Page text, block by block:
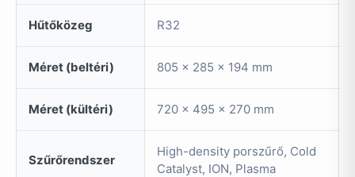
Hűtőközeg R32
Méret (beltéri) 805 x 285 x 194 mm
Méret (kültéri) 720 x 495 x 270 mm
Szűrőrendszer
High-density porszűrő, Cold
Catalyst, ION, Plasma